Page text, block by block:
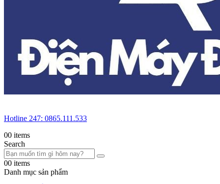
Hotline 247: 0865.111.533
00 items
Search
00 items
Danh mục sản phẩm